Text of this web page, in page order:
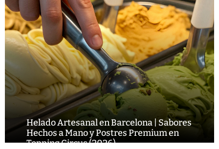
Helado Artesanal en Barcelona | Sabores
Hechos a Mano y Postres Premium en
Topping Circus (2026)